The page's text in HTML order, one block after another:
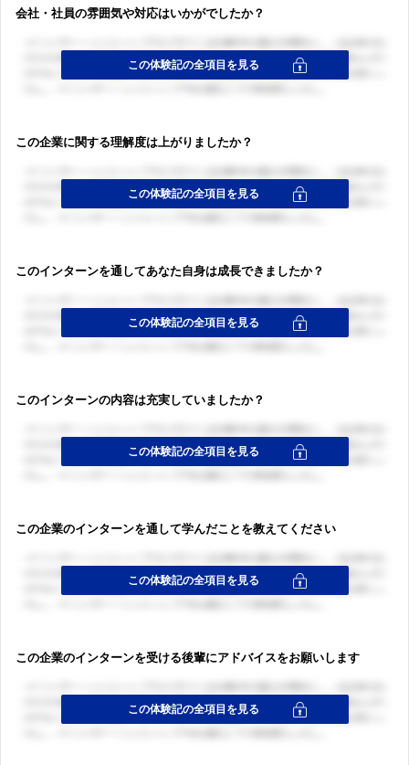
会社・社員の雰囲気や対応はいかがでしたか？
この企業に関する理解度は上がりましたか？
このインターンを通してあなた自身は成長できましたか？
このインターンの内容は充実していましたか？
この企業のインターンを通して学んだことを教えてください
この企業のインターンを受ける後輩にアドバイスをお願いします
ログイン・会員登録